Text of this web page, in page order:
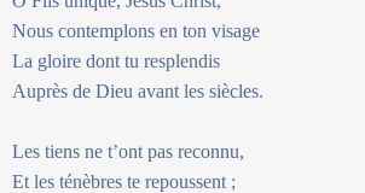
Nous contemplons en ton visage
La gloire dont tu resplendis
Auprès de Dieu avant les siècles.
Les tiens ne t’ont pas reconnu,
Et les ténèbres te repoussent ;